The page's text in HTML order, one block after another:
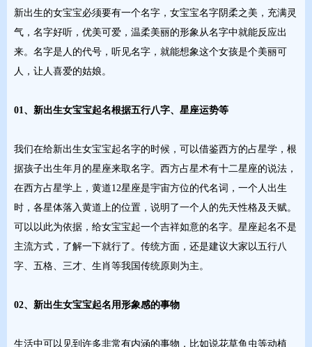
新出生的女宝宝必须要有一个名字，女宝宝名字阴柔之美，充满灵
气，名字好听，优美可爱，温柔美丽的形象从名字中就能反应出
来。名字是人的代号，听见名字，就能想象这个女孩是个美丽可
人，让人喜爱的姑娘。
01、新出生女宝宝起名根据五行八字、星座运势等
我们在给新出生女宝宝起名字的时候，可以借鉴西方的占星学，根
据孩子出生年月的星座来取名字。西方占星术有十二星座的说法，
在西方占星学上，黄道12星座是宇宙方位的代名词，一个人出生
时，各星体落入黄道上的位置，说明了一个人的先天性格及天赋。
可以以此为依据，给女宝宝起一个吉祥如意的名字。星座起名不是
主流方式，了解一下就行了。传统方面，还是建议大家以五行八
字、五格、三才、生肖等我国传统原则为主。
02、新出生女宝宝起名用形象感的事物
生活中可以见到许多非常有内涵的事物，比如说花草鱼虫等动植